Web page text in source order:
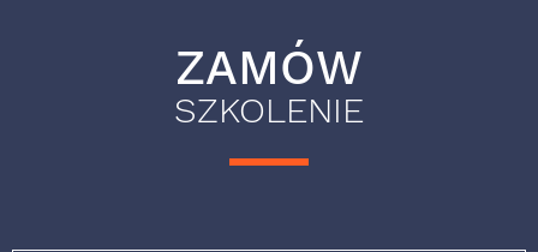
ZAMÓW
SZKOLENIE